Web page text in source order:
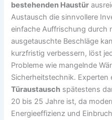
bestehenden Haustür
Austausch die sinnvollere
einfache Auffrischung durch
ausgetauschte Beschläge
kurzfristig verbessern, löst
Probleme wie mangelnde
Sicherheitstechnik. Experten
Türaustausch spätestens
20 bis 25 Jahre ist, da
Energieeffizienz und